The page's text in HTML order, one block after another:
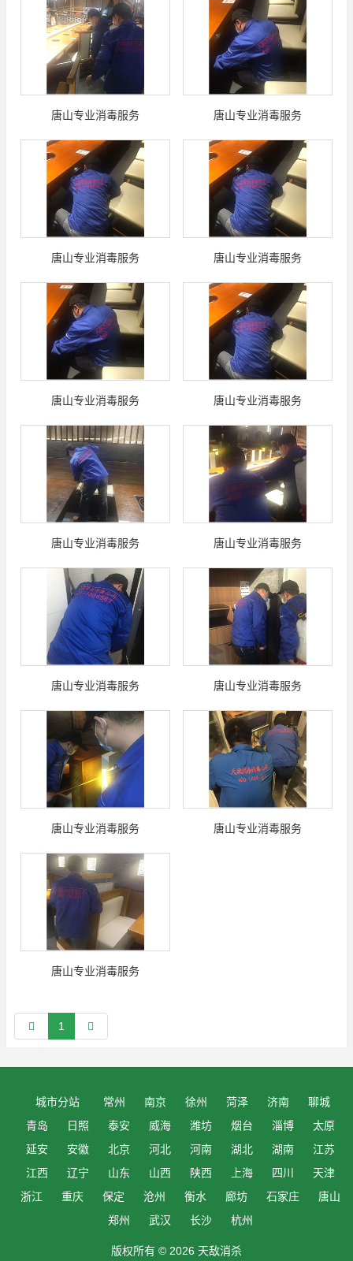
唐山专业消毒服务 唐山专业消毒服务
唐山专业消毒服务 唐山专业消毒服务
唐山专业消毒服务 唐山专业消毒服务
唐山专业消毒服务 唐山专业消毒服务
唐山专业消毒服务 唐山专业消毒服务
唐山专业消毒服务 唐山专业消毒服务
唐山专业消毒服务
1
城市分站 常州 南京 徐州 菏泽 济南
聊城
青岛
日照 泰安 威海 潍坊 烟台 淄博
太原
延安
安徽 北京 河北 河南 湖北 湖南
江苏
江西
辽宁 山东 山西 陕西 上海 四川
天津
浙江
重庆 保定 沧州 衡水 廊坊 石家庄
唐山
郑州
武汉 长沙 杭州
版权所有 © 2026 天敌消杀